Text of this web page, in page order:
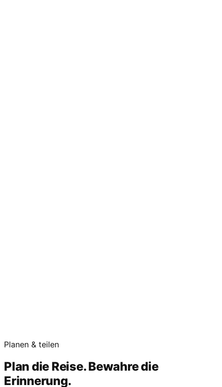
Planen & teilen
Plan die Reise. Bewahre die
Erinnerung.